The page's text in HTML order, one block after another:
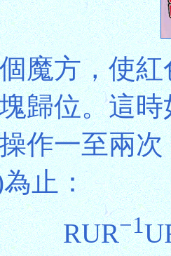
魔方，使
歸位。這
作一至兩
止：
RUR−1